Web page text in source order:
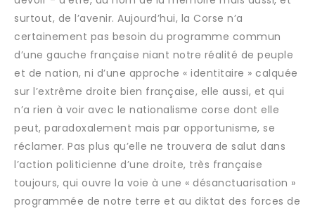
surtout, de l’avenir. Aujourd’hui, la Corse n’a
certainement pas besoin du programme commun
d’une gauche française niant notre réalité de peuple
et de nation, ni d’une approche « identitaire » calquée
sur l’extrême droite bien française, elle aussi, et qui
n’a rien à voir avec le nationalisme corse dont elle
peut, paradoxalement mais par opportunisme, se
réclamer. Pas plus qu’elle ne trouvera de salut dans
l’action politicienne d’une droite, très française
toujours, qui ouvre la voie à une « désanctuarisation »
programmée de notre terre et au diktat des forces de